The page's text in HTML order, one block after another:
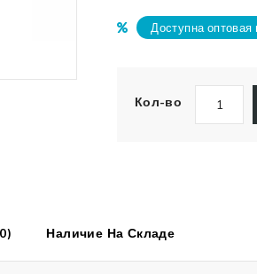
Доступна оптовая
Кол-во
Наличие На Складе